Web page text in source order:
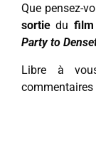
Que pensez-
sortie du
Party to
Libre à
commentaires